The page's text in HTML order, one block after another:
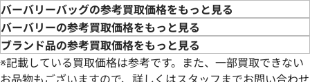
バーバリーバッグの参考買取価格をもっと見る
バーバリーの参考買取価格をもっと見る
ブランド品の参考買取価格をもっと見る
※記載している買取価格は参考です。また、一部買取できない